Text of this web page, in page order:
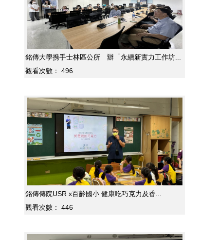
銘傳大學携手士林區公所 辦「永續新實力工作坊...
觀看次數：
496
銘傳傳院USR x百齡國小 健康吃巧克力及香...
觀看次數：
446